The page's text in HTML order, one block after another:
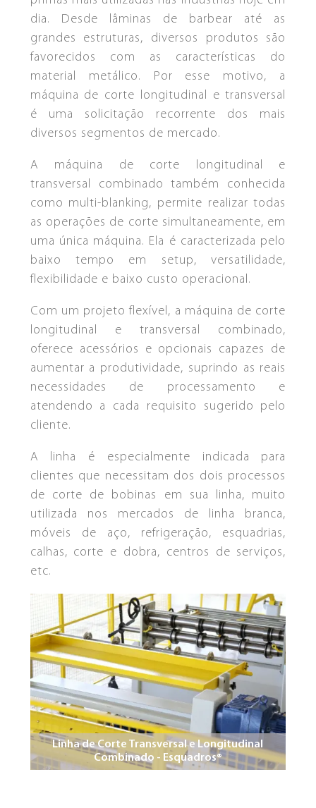
PERFILADEIRA DE PAINEL FORRO
PRENSA CUMEEIRA
ESQUADROS®
LINHAS DE CORTE COMBINADO
LCTL ESQUADROS®
DESBOBINADORES
ESQUADROS ESSENCIAL®
DESBOBINADORES
ESQUADROS PRO®
EMPRESA
QUEM SOMOS NOSSA HISTÓRIA
PRODUTOS
BLOG
CONTATO
dia. Desde lâminas de barbear até as
grandes estruturas, diversos produtos são
favorecidos com as características do
material metálico. Por esse motivo, a
máquina de corte longitudinal e transversal
é uma solicitação recorrente dos mais
diversos segmentos de mercado.
A máquina de corte longitudinal e
transversal combinado também conhecida
como multi-blanking, permite realizar todas
as operações de corte simultaneamente, em
uma única máquina. Ela é caracterizada pelo
baixo tempo em setup, versatilidade,
flexibilidade e baixo custo operacional.
Com um projeto flexível, a máquina de corte
longitudinal e transversal combinado,
oferece acessórios e opcionais capazes de
aumentar a produtividade, suprindo as reais
necessidades de processamento e
atendendo a cada requisito sugerido pelo
cliente.
A linha é especialmente indicada para
clientes que necessitam dos dois processos
de corte de bobinas em sua linha, muito
utilizada nos mercados de linha branca,
móveis de aço, refrigeração, esquadrias,
calhas, corte e dobra, centros de serviços,
etc.
Linha de Corte Transversal e Longitudinal
Combinado - Esquadros®